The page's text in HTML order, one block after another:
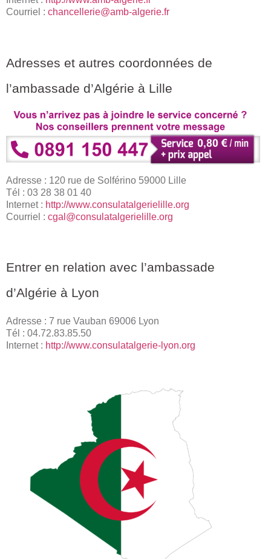
Courriel : chancellerie@amb-algerie.fr
Adresses et autres coordonnées de
l’ambassade d’Algérie à Lille
Adresse : 120 rue de Solférino 59000 Lille
Tél : 03 28 38 01 40
Internet : http://www.consulatalgerielille.org
Courriel : cgal@consulatalgerielille.org
Entrer en relation avec l’ambassade
d’Algérie à Lyon
Adresse : 7 rue Vauban 69006 Lyon
Tél : 04.72.83.85.50
Internet : http://www.consulatalgerie-lyon.org